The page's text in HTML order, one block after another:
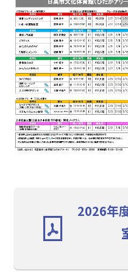
2026年